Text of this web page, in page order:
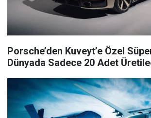
Porsche’den Kuveyt’e Özel
Dünyada Sadece 20 Adet